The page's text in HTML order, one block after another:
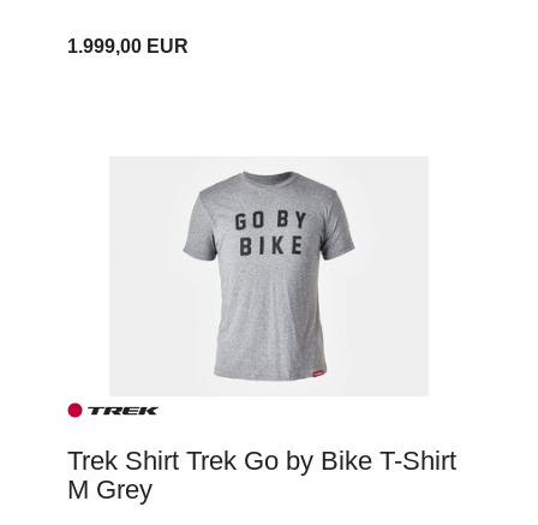
1.999,00 EUR
Trek Shirt Trek Go by Bike T-Shirt
M Grey